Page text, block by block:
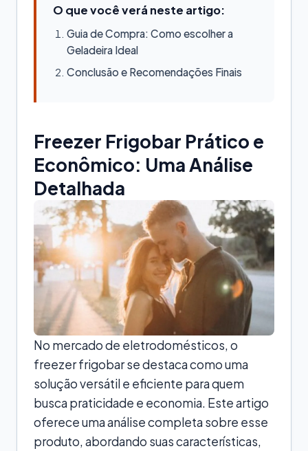
O que você verá neste artigo:
Guia de Compra: Como escolher a
Geladeira Ideal
Conclusão e Recomendações Finais
Freezer Frigobar Prático e
Econômico: Uma Análise
Detalhada
No mercado de eletrodomésticos, o
freezer frigobar se destaca como uma
solução versátil e eficiente para quem
busca praticidade e economia. Este artigo
oferece uma análise completa sobre esse
produto, abordando suas características,